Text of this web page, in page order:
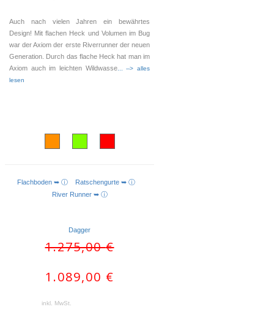
Auch nach vielen Jahren ein bewährtes
Design! Mit flachen Heck und Volumen im Bug
war der Axiom der erste Riverrunner der neuen
Generation. Durch das flache Heck hat man im
Axiom auch im leichten Wildwasse... --> alles
lesen
AUSFÜHRUNG WÄHLEN
Flachboden ➥ ⓘ
Ratschengurte ➥ ⓘ
River Runner ➥ ⓘ
Dagger
1.275,00€
1.089,00 €
inkl. MwSt.